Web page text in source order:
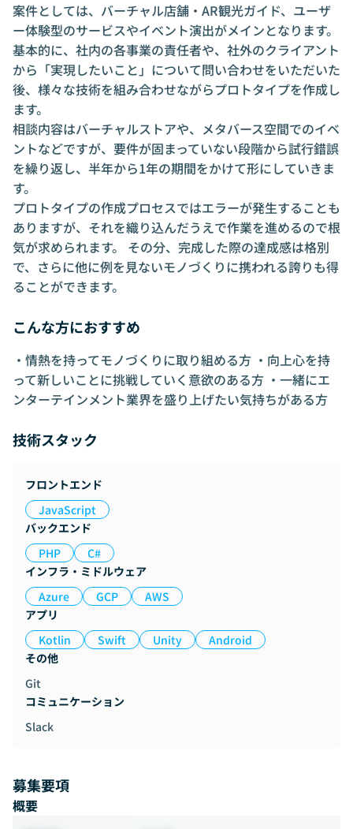
案件としては、バーチャル店舗・AR観光ガイド、ユーザ
ー体験型のサービスやイベント演出がメインとなります。
基本的に、社内の各事業の責任者や、社外のクライアント
から「実現したいこと」について問い合わせをいただいた
後、様々な技術を組み合わせながらプロトタイプを作成し
ます。
相談内容はバーチャルストアや、メタバース空間でのイベ
ントなどですが、要件が固まっていない段階から試行錯誤
を繰り返し、半年から1年の期間をかけて形にしていきま
す。
プロトタイプの作成プロセスではエラーが発生することも
ありますが、それを織り込んだうえで作業を進めるので根
気が求められます。 その分、完成した際の達成感は格別
で、さらに他に例を見ないモノづくりに携われる誇りも得
ることができます。
こんな方におすすめ
・情熱を持ってモノづくりに取り組める方 ・向上心を持
って新しいことに挑戦していく意欲のある方 ・一緒にエ
ンターテインメント業界を盛り上げたい気持ちがある方
技術スタック
フロントエンド
JavaScript
バックエンド
PHP
C#
インフラ・ミドルウェア
Azure
GCP
AWS
アプリ
Kotlin
Swift Unity
Android
その他
Git
コミュニケーション
Slack
募集要項
概要